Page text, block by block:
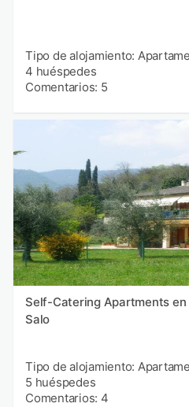
Tipo de alojamiento:
4 huéspedes
Comentarios: 5
Self-Catering Apartments
Salo
Tipo de alojamiento:
5 huéspedes
Comentarios: 4